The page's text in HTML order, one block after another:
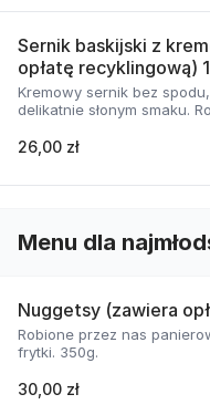
Sernik baskijski z
opłatę recyklingową)
Kremowy sernik bez
delikatnie słonym smaku.
26,00 zł
Menu dla
Nuggetsy (zawiera
Robione przez nas
frytki. 350g.
30,00 zł